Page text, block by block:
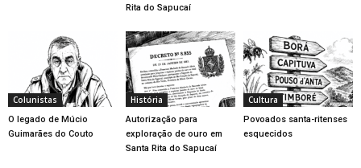
Rita do Sapucaí
Colunistas
O legado de Múcio
Guimarães do Couto
História
Autorização para
exploração de ouro em
Santa Rita do Sapucaí
Cultura
Povoados santa-ritenses
esquecidos